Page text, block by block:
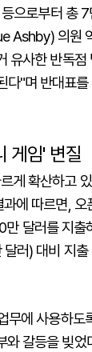
으로부터 총
Ashby) 의원
사한 반독점
"며 반대표
게임' 변질
게 확산하고
에 따르면,
달러를 지출
달러) 대비 지
에 사용하도
갈등을 빚었